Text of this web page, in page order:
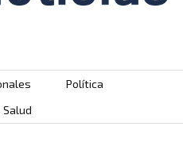
Política
Salud